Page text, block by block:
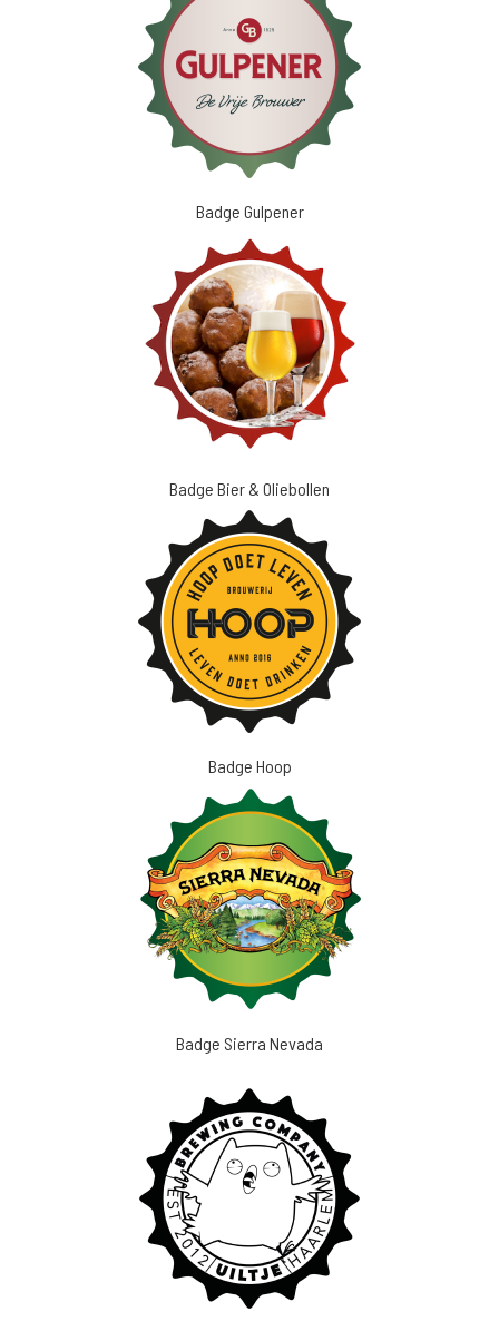
Badge Gulpener
Badge Bier & Oliebollen
Badge Hoop
Badge Sierra Nevada